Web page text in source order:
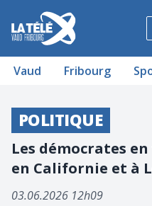
La Télé - Télévision
Vaud Fribourg
POLITIQUE
Les démocrates
en Californie et à
03.06.2026 12h09